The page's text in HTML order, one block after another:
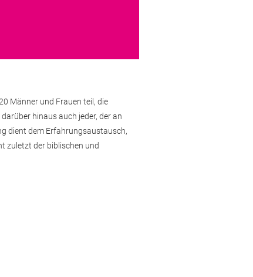
Männer und Frauen teil, die
hinaus auch jeder, der an
dient dem Erfahrungsaustausch,
zuletzt der biblischen und